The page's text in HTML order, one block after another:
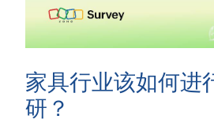
家具行业该如何进
研？